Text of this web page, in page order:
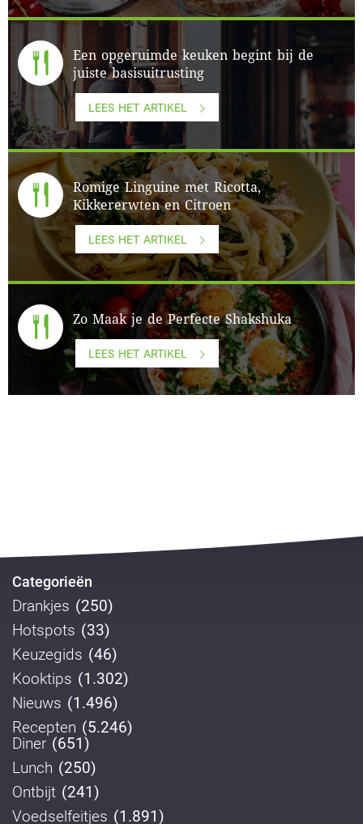
Een opgeruimde keuken begint bij de
juiste basisuitrusting
LEES HET ARTIKEL
Romige Linguine met Ricotta,
Kikkererwten en Citroen
LEES HET ARTIKEL
Zo Maak je de Perfecte Shakshuka
LEES HET ARTIKEL
Categorieën
Drankjes (250)
Hotspots (33)
Keuzegids (46)
Kooktips (1.302)
Nieuws (1.496)
Recepten (5.246)
Diner (651)
Lunch (250)
Ontbijt (241)
Voedselfeitjes (1.891)